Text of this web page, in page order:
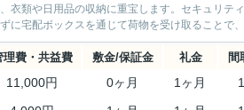
衣類や日用品の収納に重宝します。セキュリテ
に宅配ボックスを通じて荷物を受け取ることで
理費・共益費 敷金/保証金 礼金 間
11,000円 0ヶ月 1ヶ月